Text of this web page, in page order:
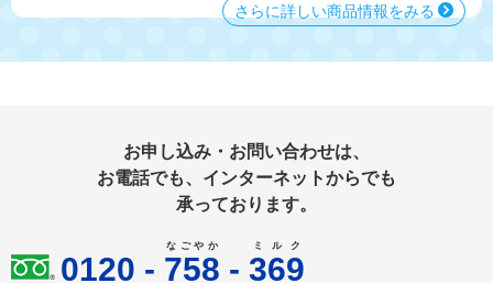
さらに詳しい商品情報をみる
お申し込み・お問い合わせは、
お電話でも、インターネットからでも
承っております。
0120 - 758
なごやか
- 369
ミルク